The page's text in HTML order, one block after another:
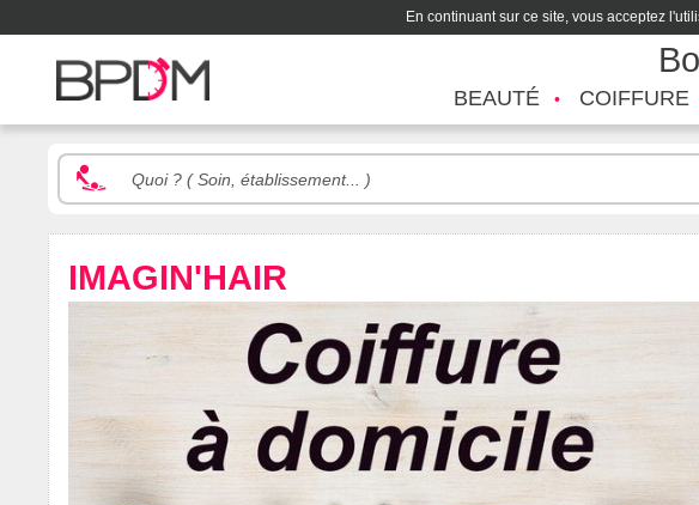
En continuant sur ce site, vous acceptez
BEAUTÉ COIFFURE
IMAGIN'HAIR